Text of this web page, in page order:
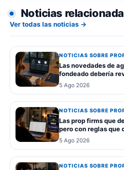
Noticias
Ver todas las noticias →
NOTICIAS SOBRE
Las novedades de
fondeado debería
5 Ago 2026
NOTICIAS SOBRE
Las prop firms que
pero con reglas que
5 Ago 2026
NOTICIAS SOBRE